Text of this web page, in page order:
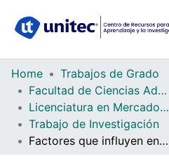
Communities
Collections
All of DSpace
Home
Trabajos de Grado
Facultad de Ciencias Administrativas y Sociales
Licenciatura en Mercadotecnia
Trabajo de Investigación
Factores que influyen en la evitación publicitaria de anuncios en redes sociales: análisis desde la percepción de usuarios y marcas que pauta en Tegucigalpa